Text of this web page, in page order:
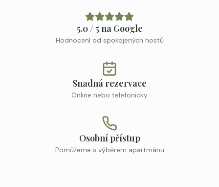
5.0 / 5 na Google
Hodnocení od spokojených hostů
Snadná rezervace
Online nebo telefonicky
Osobní přístup
Pomůžeme s výběrem apartmánu